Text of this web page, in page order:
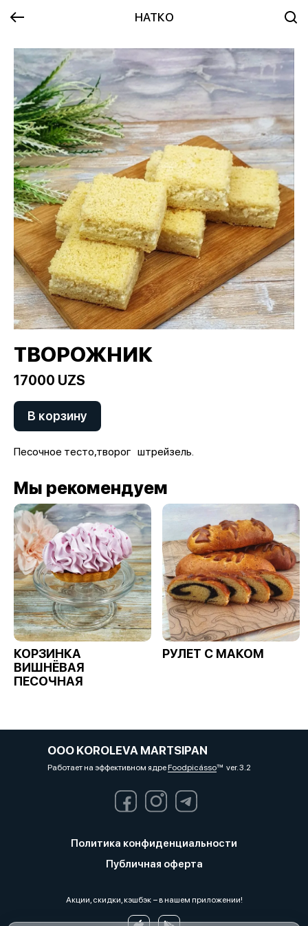
НАТКО
ТВОРОЖНИК
17000 UZS
В корзину
Песочное тесто,творог штрейзель.
Мы рекомендуем
КОРЗИНКА
ВИШНЁВАЯ
ПЕСОЧНАЯ
РУЛЕТ С МАКОМ
OOO KOROLEVA MARTSIPAN
Работает на эффективном ядреFoodpicássover. 3.2
Политика конфиденциальности
Публичная оферта
Акции, скидки, кэшбэк − в нашем приложении!